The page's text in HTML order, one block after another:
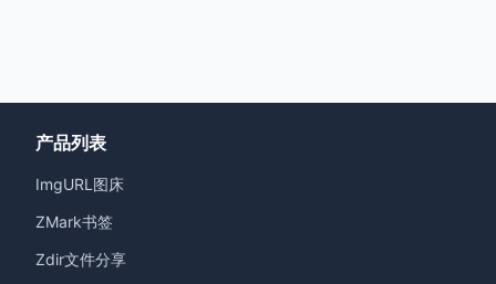
产品列表
ImgURL图床
ZMark书签
Zdir文件分享